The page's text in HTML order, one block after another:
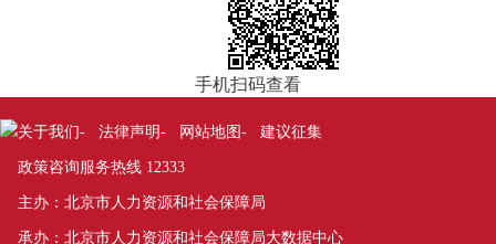
手机扫码查看
关于我们- 法律声明- 网站地图- 建议征集
政策咨询服务热线 12333
主办：北京市人力资源和社会保障局
承办：北京市人力资源和社会保障局大数据中心